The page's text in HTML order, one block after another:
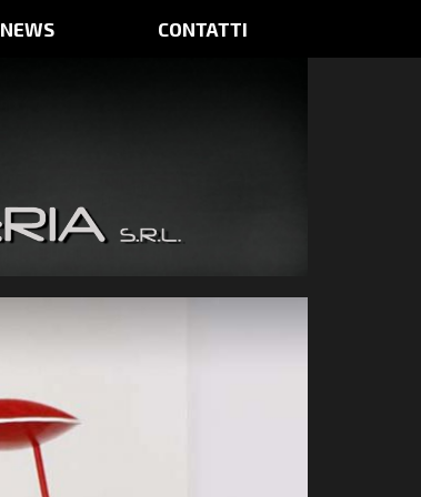
NEWS CONTATTI